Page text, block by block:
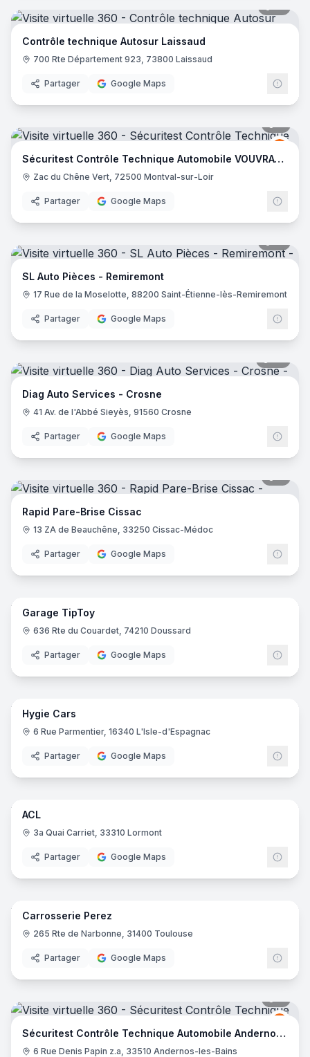
Contrôle technique Autosur Laissaud
700 Rte Département 923, 73800 Laissaud
Partager Google Maps
Sécuritest Contrôle Technique Automobile VOUVRAY SUR LOIR
Zac du Chêne Vert, 72500 Montval-sur-Loir
Partager Google Maps
SL Auto Pièces - Remiremont
17 Rue de la Moselotte, 88200 Saint-Étienne-lès-Remiremont
Partager Google Maps
Diag Auto Services - Crosne
41 Av. de l'Abbé Sieyès, 91560 Crosne
Partager Google Maps
Rapid Pare-Brise Cissac
13 ZA de Beauchêne, 33250 Cissac-Médoc
Partager Google Maps
10
Garage TipToy
636 Rte du Couardet, 74210 Doussard
Partager Google Maps
9
Hygie Cars
6 Rue Parmentier, 16340 L'Isle-d'Espagnac
Partager Google Maps
5
ACL
3a Quai Carriet, 33310 Lormont
Partager Google Maps
9
Carrosserie Perez
265 Rte de Narbonne, 31400 Toulouse
Partager Google Maps
Sécuritest Contrôle Technique Automobile Andernos Les Bains
6 Rue Denis Papin z.a, 33510 Andernos-les-Bains